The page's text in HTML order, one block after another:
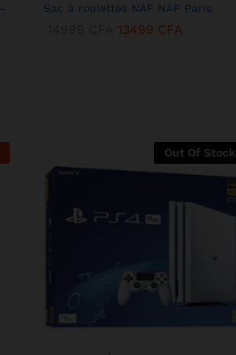
Sac à roulettes NAF NAF Paris
13499 CFA
Out Of Stock